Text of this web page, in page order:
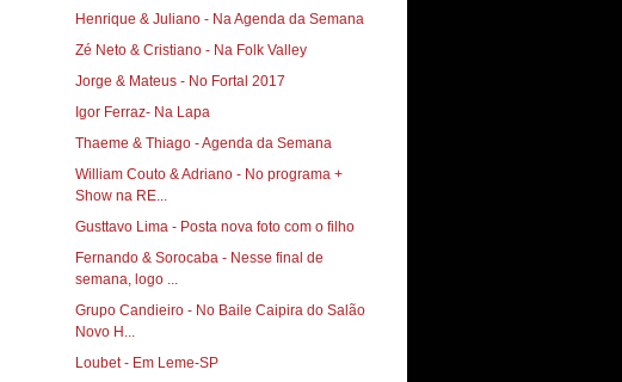
Henrique & Juliano - Na Agenda da Semana
Zé Neto & Cristiano - Na Folk Valley
Jorge & Mateus - No Fortal 2017
Igor Ferraz- Na Lapa
Thaeme & Thiago - Agenda da Semana
William Couto & Adriano - No programa +
Show na RE...
Gusttavo Lima - Posta nova foto com o filho
Fernando & Sorocaba - Nesse final de
semana, logo ...
Grupo Candieiro - No Baile Caipira do Salão
Novo H...
Loubet - Em Leme-SP